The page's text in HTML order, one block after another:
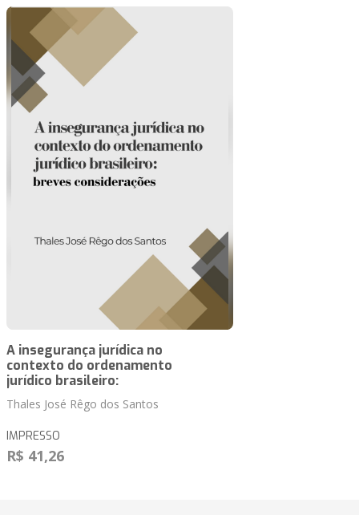
A insegurança jurídica no
contexto do ordenamento
jurídico brasileiro:
Thales José Rêgo dos Santos
IMPRESSO
R$ 41,26